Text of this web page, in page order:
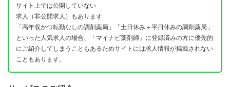
サイト上では公開していない
求人（非公開求人）もあります
「高年収かつ転勤なしの調剤薬局」「土日休み＋平日休みの調剤薬局」
といった人気求人の場合、「マイナビ薬剤師」に登録済みの方に優先的
にご紹介してしまうこともあるためサイトには求人情報が掲載されない
こともあります。